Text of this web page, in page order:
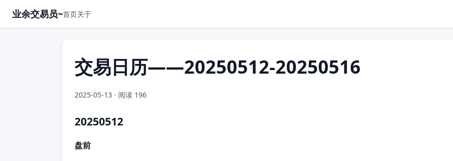
业余交易员~首页关于
交易日历——20250512-20250516
2025-05-13 · 阅读 196
20250512
盘前